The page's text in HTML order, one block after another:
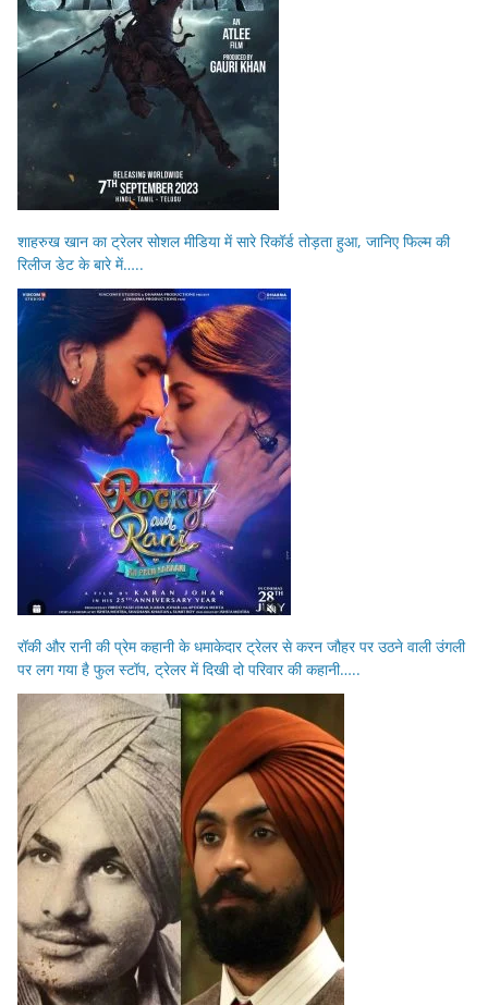
शाहरुख खान का ट्रेलर सोशल मीडिया में सारे रिकॉर्ड तोड़ता हुआ, जानिए फिल्म की
रिलीज डेट के बारे में…..
रॉकी और रानी की प्रेम कहानी के धमाकेदार ट्रेलर से करन जौहर पर उठने वाली उंगली
पर लग गया है फुल स्टॉप, ट्रेलर में दिखी दो परिवार की कहानी…..